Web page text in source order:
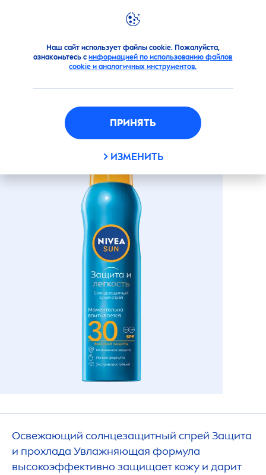
Наш сайт использует файлы cookie. Пожалуйста,
ознакомьтесь синформацией по использованию файлов
cookie и аналогичных инструментов.
ПРИНЯТЬ
ИЗМЕНИТЬ
Продукты Защита от солнца Солнцезащитные
ОСВЕЖАЮЩИЙ
СОЛНЦЕЗАЩИТНЫЙ СПРЕЙ
"ЗАЩИТА И ПРОХЛАДА" СПФ
30
Освежающий солнцезащитный спрей Защита
и прохлада Увлажняющая формула
высокоэффективно защищает кожу и дарит